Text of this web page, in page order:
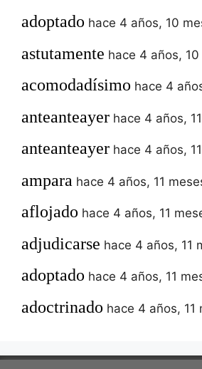
adoptado hace 4 años, 10
astutamente hace 4 años,
acomodadísimo hace 4
anteanteayer hace 4 años,
anteanteayer hace 4 años,
ampara hace 4 años, 11
aflojado hace 4 años, 11
adjudicarse hace 4 años, 11
adoptado hace 4 años, 11
adoctrinado hace 4 años, 11